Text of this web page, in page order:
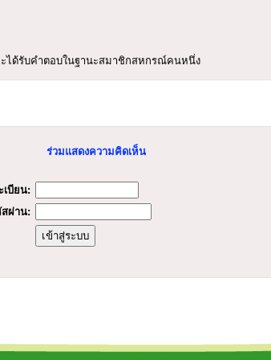
ได้รับคำตอบในฐานะสมาชิกสหกรณ์คนหนึ่ง
ร่วมแสดงความคิดเห็น
เบียน:
ผ่าน: